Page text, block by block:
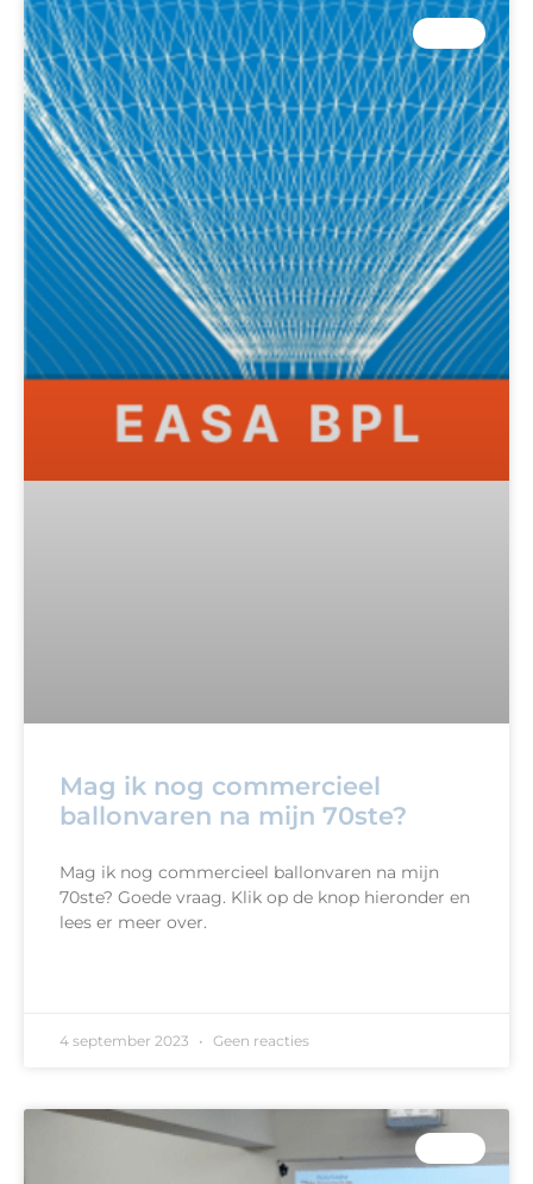
Mag ik nog commercieel
ballonvaren na mijn 70ste?
Mag ik nog commercieel ballonvaren na mijn
70ste? Goede vraag. Klik op de knop hieronder en
lees er meer over.
4 september 2023 Geen reacties